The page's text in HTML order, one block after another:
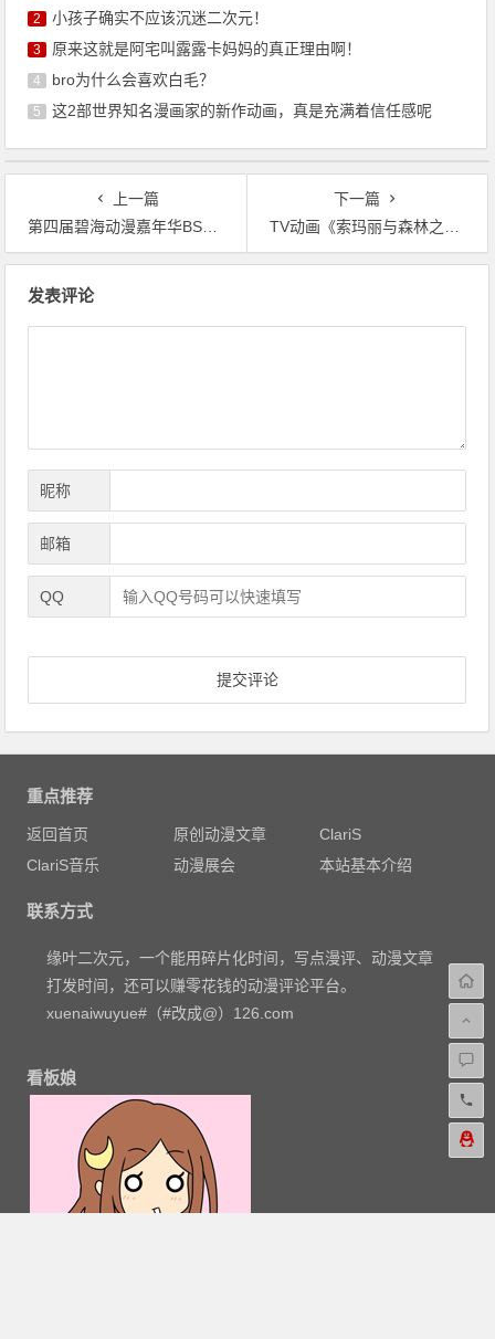
2 小孩子确实不应该沉迷二次元！
3 原来这就是阿宅叫露露卡妈妈的真正理由啊！
4 bro为什么会喜欢白毛？
5 这2部世界知名漫画家的新作动画，真是充满着信任感呢
上一篇
第四届碧海动漫嘉年华BSCO4终宣来了！逛展全攻略！五一嗨翻天
下一篇
TV动画《索玛丽与森林之神》公开PV与最新海报
发表评论
昵称
邮箱
QQ
重点推荐
返回首页 原创动漫文章
ClariS
ClariS音乐
动漫展会 本站基本介绍
联系方式
缘叶二次元，一个能用碎片化时间，写点漫评、动漫文章
打发时间，还可以赚零花钱的动漫评论平台。
xuenaiwuyue#（#改成@）126.com
看板娘